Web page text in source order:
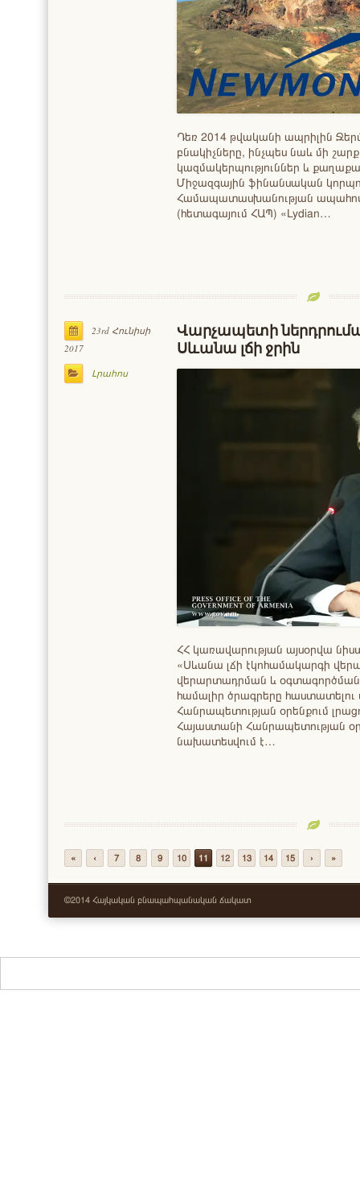
Դեռ 2014 թվականի ապրիլին
բնակիչները, ինչպես նաև մի
կազմակերպություններ և
Միջազգային ֆինանսական
Համապատասխանության
(հետագայում ՀԱՊ) «Lydian…
23rd Հունիսի
2017
Լրահոս
Վարչապետի
Սևանա լճի ջրին
ՀՀ կառավարության այսօրվա
«Սևանա լճի էկոհամակարգի
վերարտադրման և օգտագործման
համալիր ծրագրերը
Հանրապետության օրենքում
Հայաստանի Հանրապետության
նախատեսվում է…
« ‹ 7 8 9 10 11 12 13 14 15 › »
©2014 Հայկական բնապահպանական ճակատ